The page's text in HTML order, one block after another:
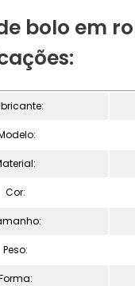
bolo em
Cor:
Peso: